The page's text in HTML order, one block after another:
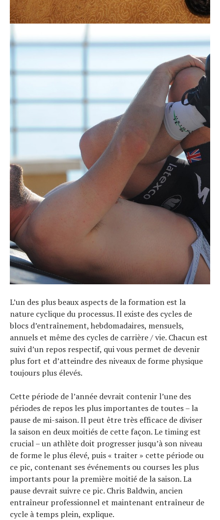
L’un des plus beaux aspects de la formation est la
nature cyclique du processus. Il existe des cycles de
blocs d’entraînement, hebdomadaires, mensuels,
annuels et même des cycles de carrière / vie. Chacun est
suivi d’un repos respectif, qui vous permet de devenir
plus fort et d’atteindre des niveaux de forme physique
toujours plus élevés.
Cette période de l’année devrait contenir l’une des
périodes de repos les plus importantes de toutes – la
pause de mi-saison. Il peut être très efficace de diviser
la saison en deux moitiés de cette façon. Le timing est
crucial – un athlète doit progresser jusqu’à son niveau
de forme le plus élevé, puis « traiter » cette période ou
ce pic, contenant ses événements ou courses les plus
importants pour la première moitié de la saison. La
pause devrait suivre ce pic. Chris Baldwin, ancien
entraîneur professionnel et maintenant entraîneur de
cycle à temps plein, explique.
Technologies
Tests de produits
Conseils
Tendances
Tous nos articles
À propos